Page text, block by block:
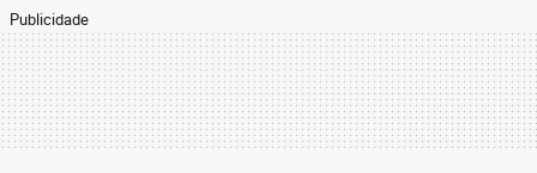
Publicidade